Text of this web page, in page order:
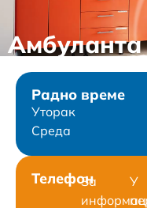
Амбуланта
Радно време
Уторак
Среда
Телефон
За
У